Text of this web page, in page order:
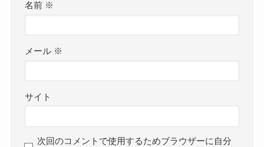
名前 ※
メール ※
サイト
次回のコメントで使用するためブラウザーに自分